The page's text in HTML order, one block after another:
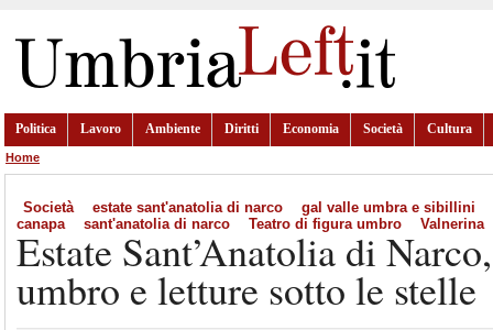
Politica Lavoro Ambiente Diritti Economia Società Cultura
Home
Società estate sant'anatolia di narco
gal valle umbra e sibillini
canapa
sant'anatolia di narco Teatro di figura umbro Valnerina
Estate Sant’Anatolia di
umbro e letture sotto le stelle